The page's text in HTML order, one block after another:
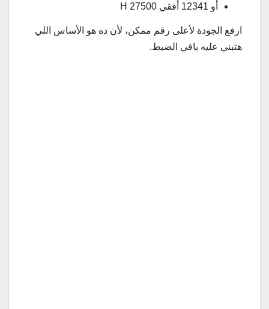
أو 12341 أفقي H 27500
ارفع الجودة لأعلى رقم ممكن، لأن ده هو الأساس اللي
هتبني عليه باقي الضبط.